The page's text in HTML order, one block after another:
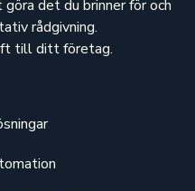
det du brinner för och
rådgivning.
till ditt företag.